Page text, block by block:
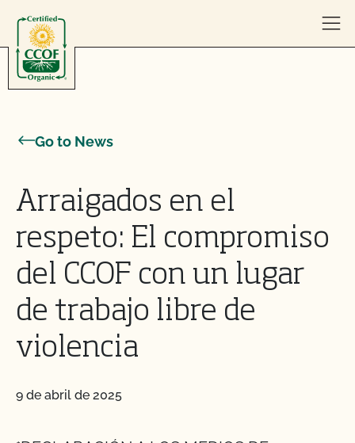
Go to News
Arraigados en el
respeto: El compromiso
del CCOF con un lugar
de trabajo libre de
violencia
9 de abril de 2025